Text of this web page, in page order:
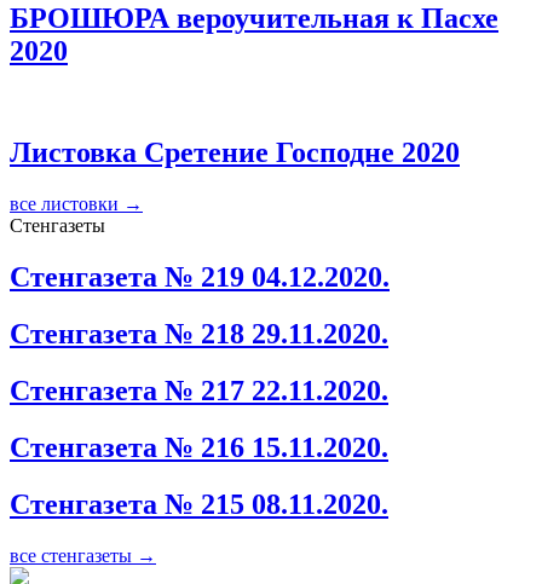
БРОШЮРА вероучительная к Пасхе
2020
Листовка Сретение Господне 2020
все листовки →
Стенгазеты
Стенгазета № 219 04.12.2020.
Стенгазета № 218 29.11.2020.
Стенгазета № 217 22.11.2020.
Стенгазета № 216 15.11.2020.
Стенгазета № 215 08.11.2020.
все стенгазеты →